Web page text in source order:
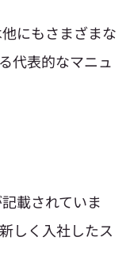
にもさまざまな
代表的なマニュ
載されていま
しく入社したス